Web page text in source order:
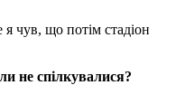
чув, що потім стадіон
не спілкувалися?